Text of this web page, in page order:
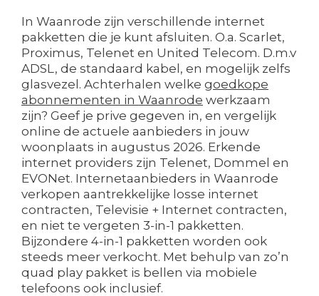
In Waanrode zijn verschillende internet
pakketten die je kunt afsluiten. O.a. Scarlet,
Proximus, Telenet en United Telecom. D.m.v
ADSL, de standaard kabel, en mogelijk zelfs
glasvezel. Achterhalen welke goedkope
abonnementen in Waanrode werkzaam
zijn? Geef je prive gegeven in, en vergelijk
online de actuele aanbieders in jouw
woonplaats in augustus 2026. Erkende
internet providers zijn Telenet, Dommel en
EVONet. Internetaanbieders in Waanrode
verkopen aantrekkelijke losse internet
contracten, Televisie + Internet contracten,
en niet te vergeten 3-in-1 pakketten.
Bijzondere 4-in-1 pakketten worden ook
steeds meer verkocht. Met behulp van zo’n
quad play pakket is bellen via mobiele
telefoons ook inclusief.